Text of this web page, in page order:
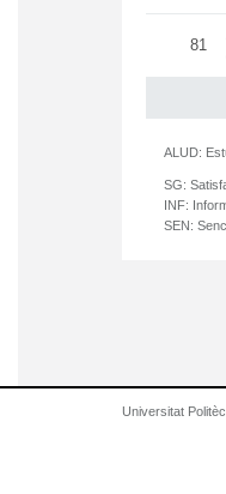
81
ALUD:
SG:
INF:
SEN:
Universitat